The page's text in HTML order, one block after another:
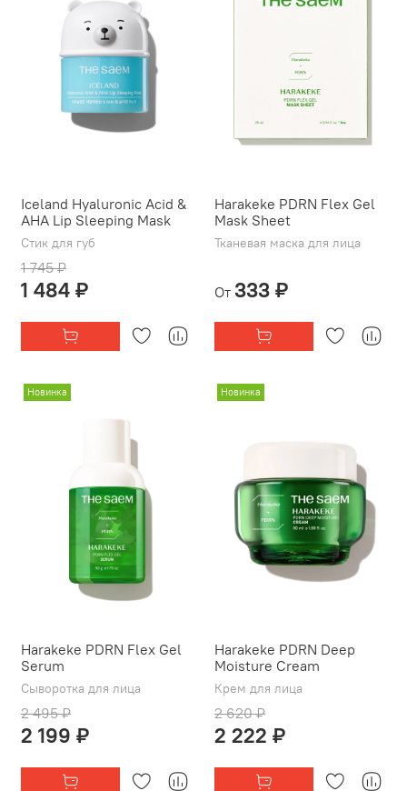
Iceland Hyaluronic Acid &
AHA Lip Sleeping Mask
Стик для губ
1 745 ₽
1 484 ₽
Harakeke PDRN Flex Gel
Mask Sheet
Тканевая маска для лица
От 333 ₽
Новинка
Harakeke PDRN Flex Gel
Serum
Сыворотка для лица
2 495 ₽
2 199 ₽
Новинка
Harakeke PDRN Deep
Moisture Cream
Крем для лица
2 620 ₽
2 222 ₽